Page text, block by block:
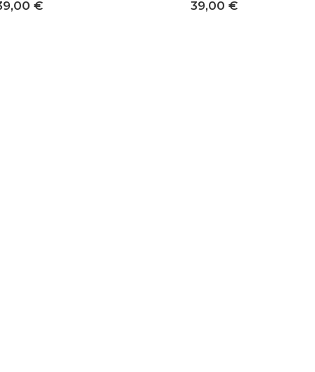
€ 39,00 €